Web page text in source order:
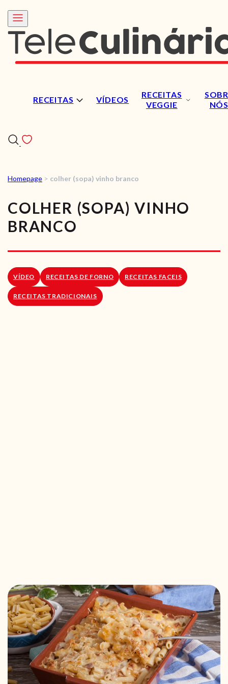
RECEITAS VÍDEOS
RECEITAS
VEGGIE
NÓS
RECEITAS
VÍDEOS
LOJA ONLINE
Homepage > colher (sopa) vinho branco
COLHER (SOPA) VINHO
BRANCO
VÍDEO RECEITAS DE FORNO RECEITAS FACEIS
RECEITAS TRADICIONAIS